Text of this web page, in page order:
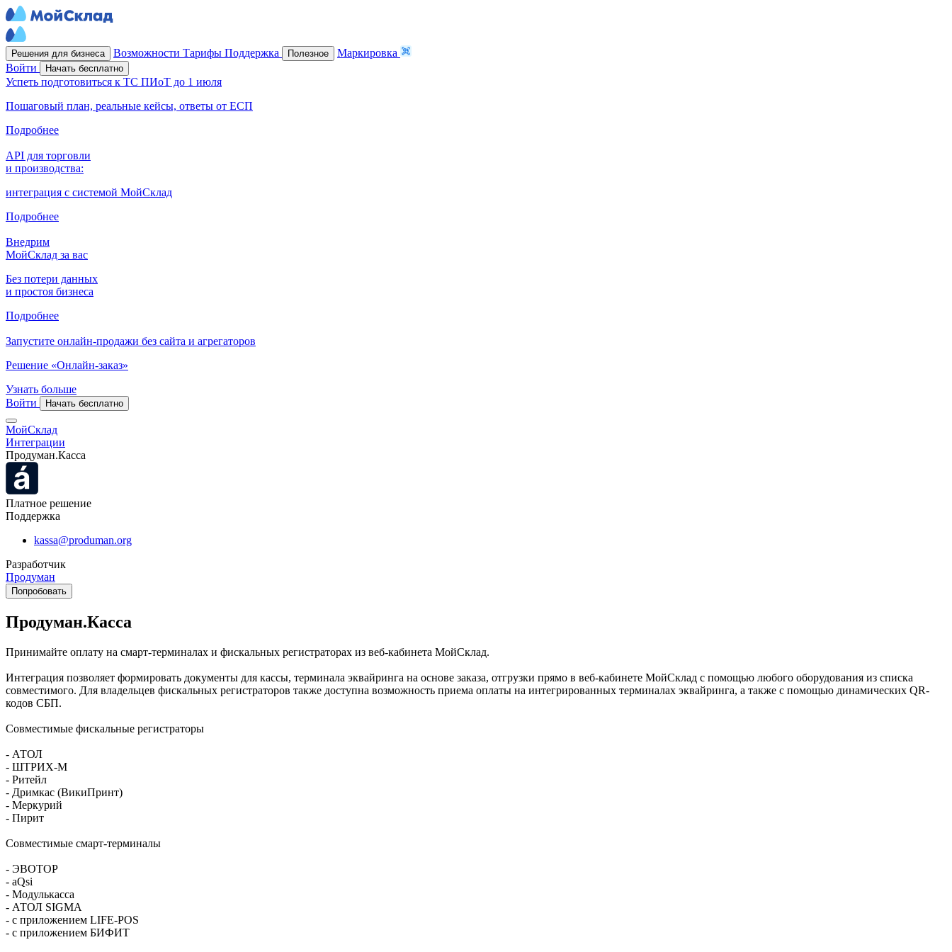
Решения для бизнеса Возможности Тарифы Поддержка Полезное
Маркировка
Войти
Начать бесплатно
Успеть подготовиться к ТС ПИоТ до 1 июля
Пошаговый план, реальные кейсы, ответы от ЕСП
Подробнее
API для торговли
и производства:
интеграция с системой МойСклад
Подробнее
Внедрим
МойСклад за вас
Без потери данных
и простоя бизнеса
Подробнее
Запустите онлайн-продажи без сайта и агрегаторов
Решение «Онлайн-заказ»
Узнать больше
Войти
Начать бесплатно
МойСклад
Интеграции
Продуман.Касса
Платное решение
Поддержка
kassa@produman.org
Разработчик
Продуман
Попробовать
Продуман.Касса
Принимайте оплату на смарт-терминалах и фискальных регистраторах из веб-кабинета МойСклад.
Интеграция позволяет формировать документы для кассы, терминала эквайринга на основе заказа, отгрузки прямо в веб-кабинете МойСклад с помощью любого оборудования из списка
совместимого. Для владельцев фискальных регистраторов также доступна возможность приема оплаты на интегрированных терминалах эквайринга, а также с помощью динамических QR-
кодов СБП.
Совместимые фискальные регистраторы
- АТОЛ
- ШТРИХ-М
- Ритейл
- Дримкас (ВикиПринт)
- Меркурий
- Пирит
Совместимые смарт-терминалы
- ЭВОТОР
- aQsi
- Модулькасса
- АТОЛ SIGMA
- с приложением LIFE-POS
- с приложением БИФИТ